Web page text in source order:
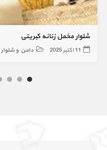
شلوار مخمل زنانه کبریتی
11 اکتبر 2025 دامن و شلوار